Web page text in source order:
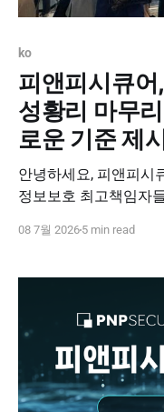
ko
피앤피시큐
성황리 마무
로운 기준 제시
안녕하세요, 피앤피시큐어입니다. 지
정보보호 최고책임자
원 속에 성황리에 막을 내렸습니다.
08 7월 2026 5 min read